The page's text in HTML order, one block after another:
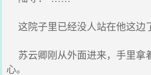
这院子里已经没人站在他这边
苏云卿刚从外面进来，手里拿
心。